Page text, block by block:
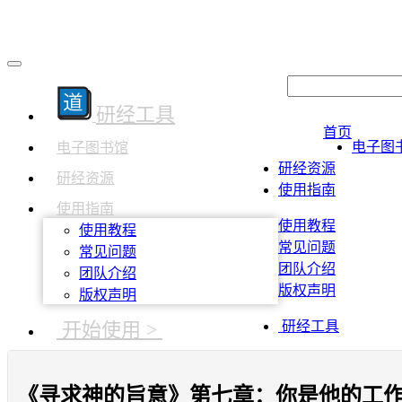
研经工具
电子图书馆
研经资源
使用指南
使用教程
常见问题
团队介绍
版权声明
开始使用 >
首页
电子图
研经资源
使用指南
使用教程
常见问题
团队介绍
版权声明
研经工具
《寻求神的旨意》第七章：你是他的工